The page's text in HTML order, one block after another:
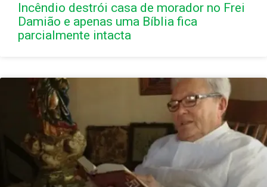
Incêndio destrói casa de morador no Frei
Damião e apenas uma Bíblia fica
parcialmente intacta